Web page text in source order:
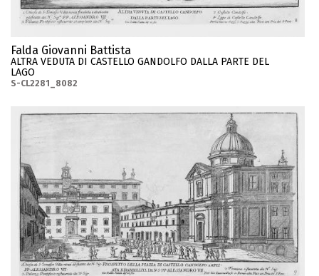
Falda Giovanni Battista
ALTRA VEDUTA DI CASTELLO GANDOLFO DALLA PARTE DEL
LAGO
S-CL2281_8082